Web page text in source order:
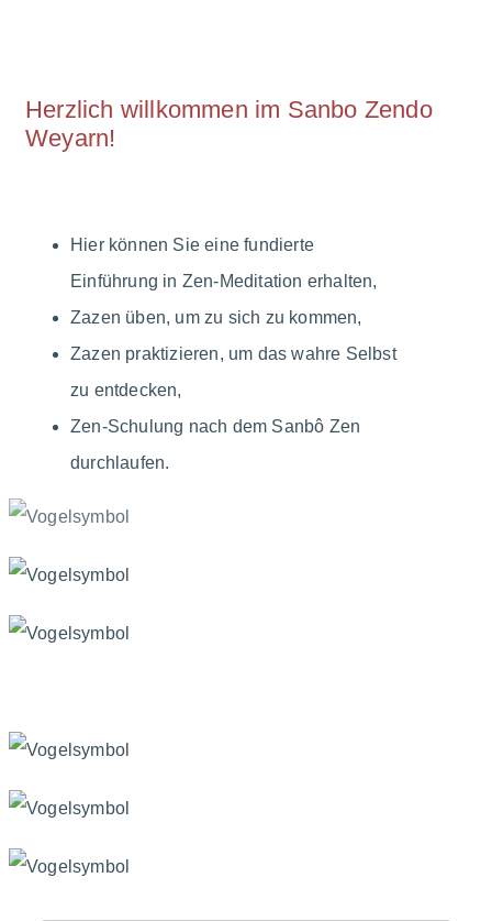
Herzlich willkommen im Sanbo Zendo
Weyarn!
Hier können Sie eine fundierte
Einführung in Zen-Meditation erhalten,
Zazen üben, um zu sich zu kommen,
Zazen praktizieren, um das wahre Selbst
zu entdecken,
Zen-Schulung nach dem Sanbô Zen
durchlaufen.